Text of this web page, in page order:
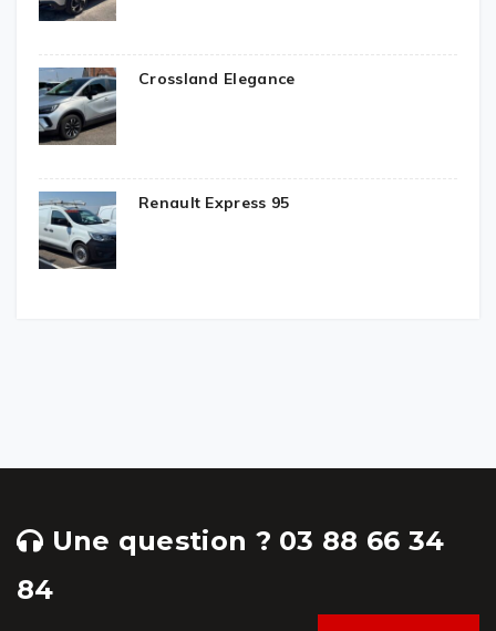
Crossland Elegance
Renault Express 95
Une question ? 03 88 66 34
84